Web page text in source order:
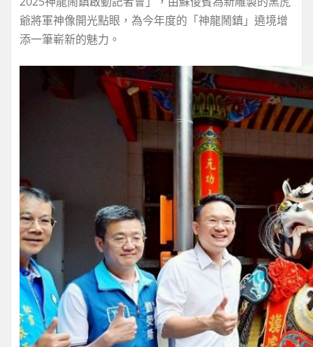
爺將軍神像開光點眼，為今年度的「神龍鬧鎮」遶境增
添一筆嶄新的魅力。